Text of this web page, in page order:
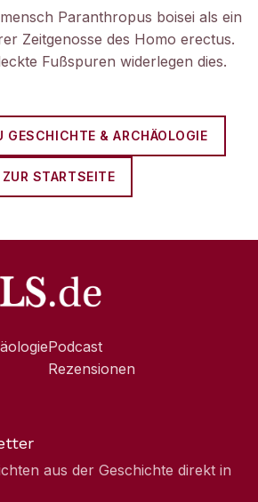
Paranthropus boisei als ein
Zeitgenosse des Homo erectus.
Fußspuren widerlegen dies.
GESCHICHTE & ARCHÄOLOGIE
ZUR STARTSEITE
Podcast
Rezensionen
aus der Geschichte direkt in